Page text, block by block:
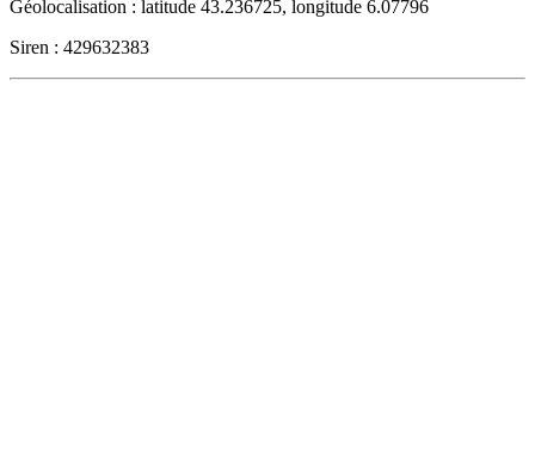
Géolocalisation : latitude 43.236725, longitude 6.07796
Siren : 429632383